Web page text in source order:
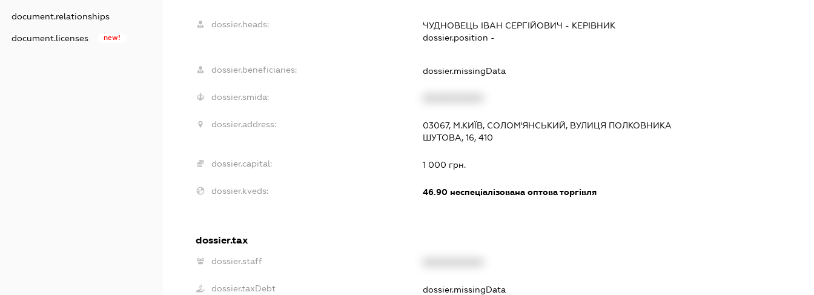
document.relationships
document.licenses new!
dossier.heads: ЧУДНОВЕЦЬ ІВАН СЕРГІЙОВИЧ - КЕРІВНИК
dossier.position -
dossier.beneficiaries: dossier.missingData
dossier.smida:
dossier.address:
03067, М.КИЇВ, СОЛОМ'ЯНСЬКИЙ, ВУЛИЦЯ ПОЛКОВНИКА
ШУТОВА, 16, 410
dossier.capital: 1 000 грн.
dossier.kveds: 46.90неспеціалізована оптова торгівля
dossier.tax
dossier.staff
dossier.taxDebt dossier.missingData